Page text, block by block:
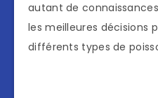
autant de
les meilleures décisions
différents types de